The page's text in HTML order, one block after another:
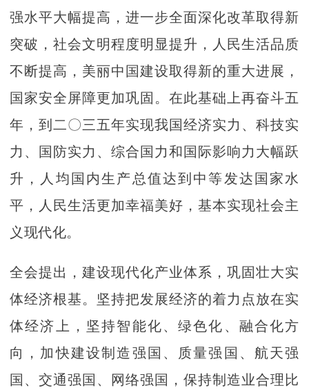
强水平大幅提高，进一步全面深化改革取得新
突破，社会文明程度明显提升，人民生活品质
不断提高，美丽中国建设取得新的重大进展，
国家安全屏障更加巩固。在此基础上再奋斗五
年，到二〇三五年实现我国经济实力、科技实
力、国防实力、综合国力和国际影响力大幅跃
升，人均国内生产总值达到中等发达国家水
平，人民生活更加幸福美好，基本实现社会主
义现代化。
全会提出，建设现代化产业体系，巩固壮大实
体经济根基。坚持把发展经济的着力点放在实
体经济上，坚持智能化、绿色化、融合化方
向，加快建设制造强国、质量强国、航天强
国、交通强国、网络强国，保持制造业合理比